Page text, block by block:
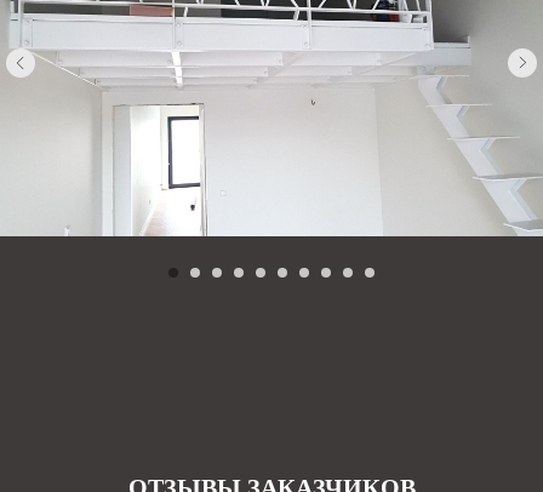
ОТЗЫВЫ ЗАКАЗЧИКОВ